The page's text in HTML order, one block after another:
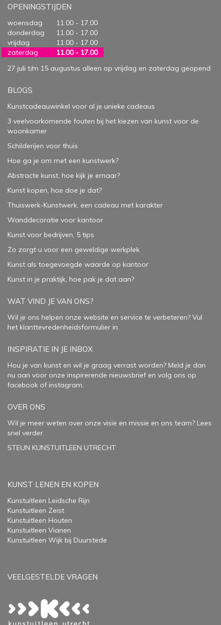
OPENINGSTIJDEN
woensdag
11.00 - 17.00
donderdag
11.00 - 17.00
vrijdag
11.00 - 17.00
zaterdag
11.00 - 17.00
27 juli t/m 15 augustus alleen op vrijdag en zaterdag geopend
BLOGS
Kunstcadeauwinkel voor al je unieke cadeaus
3 veelvoorkomende fouten bij het kiezen van kunst voor de
woonkamer
Schilderijen voor thuis
Hoe ga je om met een kunstwerk?
Abstracte kunst, hoe kijk je ernaar?
Kunst kopen, hoe doe je dat?
Thuiswerk-Kunstwerk, een cadeau met karakter
Wanddecoratie voor kantoor
Kunst voor bedrijven, 5 tips
Zo zorgt u voor een geweldige werkplek
Kunst als toegevoegde waarde op kantoor
Kunst in je praktijk, hoe pak je dat aan?
WAT VIND JE VAN ONS?
Wil je ons helpen onze website en service te verbeteren? Vul
het klanttevredenheidsformulier in.
INSPIRATIE IN JE INBOX
Hou je van kunst en wil je graag verrast worden? Meld je dan
nu aan voor onze inspirerende nieuwsbrief en volg ons op
facebook of instagram.
OVER ONS
Wil je meer weten over onze visie en missie en ons team? Lees
snel verder.
STEUN KUNSTUITLEEN UTRECHT
KUNST LENEN EN KOPEN
Kunstuitleen Leidsche Rijn
Kunstuitleen Zeist
Kunstuitleen Houten
Kunstuitleen Vianen
Kunstuitleen Wijk bij Duurstede
VEELGESTELDE VRAGEN